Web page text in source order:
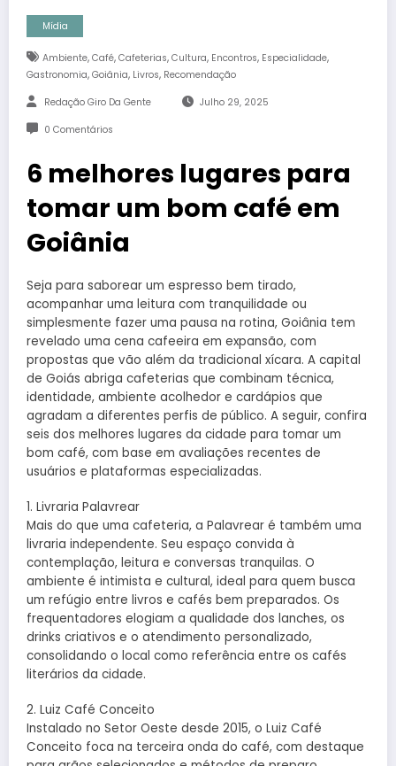
Mídia
Ambiente, Café, Cafeterias, Cultura, Encontros, Especialidade,
Gastronomia, Goiânia, Livros, Recomendação
Redação Giro Da Gente Julho 29, 2025
0 Comentários
6 melhores lugares para
tomar um bom café em
Goiânia
Seja para saborear um espresso bem tirado,
acompanhar uma leitura com tranquilidade ou
simplesmente fazer uma pausa na rotina, Goiânia tem
revelado uma cena cafeeira em expansão, com
propostas que vão além da tradicional xícara. A capital
de Goiás abriga cafeterias que combinam técnica,
identidade, ambiente acolhedor e cardápios que
agradam a diferentes perfis de público. A seguir, confira
seis dos melhores lugares da cidade para tomar um
bom café, com base em avaliações recentes de
usuários e plataformas especializadas.
1. Livraria Palavrear
Mais do que uma cafeteria, a Palavrear é também uma
livraria independente. Seu espaço convida à
contemplação, leitura e conversas tranquilas. O
ambiente é intimista e cultural, ideal para quem busca
um refúgio entre livros e cafés bem preparados. Os
frequentadores elogiam a qualidade dos lanches, os
drinks criativos e o atendimento personalizado,
consolidando o local como referência entre os cafés
literários da cidade.
2. Luiz Café Conceito
Instalado no Setor Oeste desde 2015, o Luiz Café
Conceito foca na terceira onda do café, com destaque